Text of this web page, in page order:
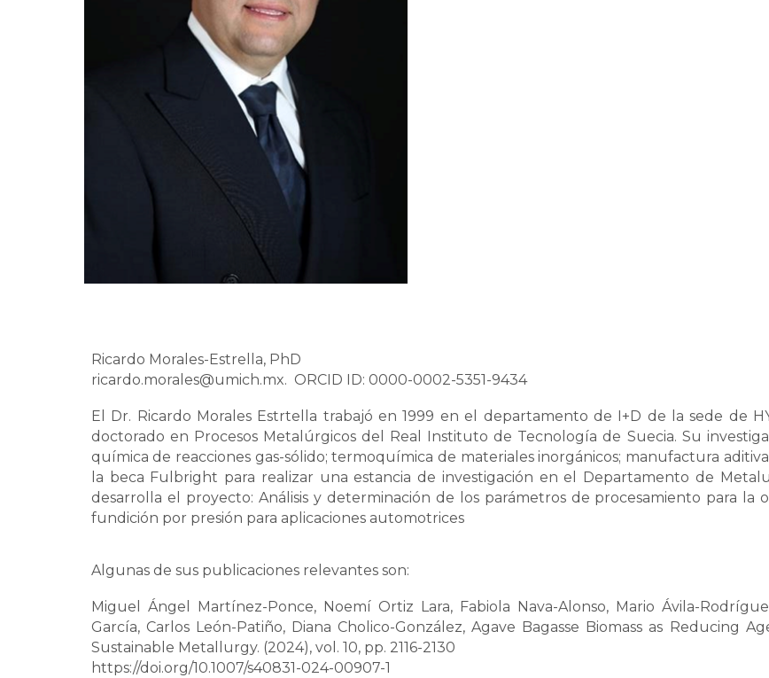
Ricardo Morales-Estrella, PhD
ricardo.morales@umich.mx. ORCID ID: 0000-0002-5351-9434
El Dr. Ricardo Morales Estrtella trabajó en 1999 en el departamento de I+D de la sede de
doctorado en Procesos Metalúrgicos del Real Instituto de Tecnología de Suecia. Su
química de reacciones gas-sólido; termoquímica de materiales inorgánicos; manufactura
la beca Fulbright para realizar una estancia de investigación en el Departamento de
desarrolla el proyecto: Análisis y determinación de los parámetros de procesamiento para la
fundición por presión para aplicaciones automotrices
Algunas de sus publicaciones relevantes son:
Miguel Ángel Martínez-Ponce, Noemí Ortiz Lara, Fabiola Nava-Alonso, Mario Ávila-
García, Carlos León-Patiño, Diana Cholico-González, Agave Bagasse Biomass as
Sustainable Metallurgy. (2024), vol. 10, pp. 2116-2130
https://doi.org/10.1007/s40831-024-00907-1